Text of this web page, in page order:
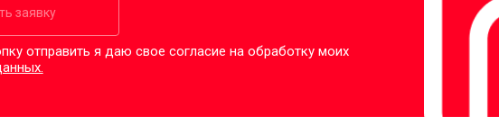
заявку
отправить я даю свое согласие на обработку моих